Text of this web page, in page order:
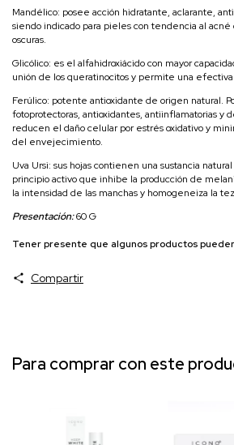
Mandélico: posee acción hidratante, aclarante,
siendo indicado para pieles con tendencia al acné
oscuras.
Glicólico: es el alfahidroxiácido con mayor
unión de los queratinocitos y permite una
Ferúlico: potente antioxidante de origen natural.
fotoprotectoras, antioxidantes, antiinflamatorias y
reducen el daño celular por estrés oxidativo y
del envejecimiento.
Uva Ursi: sus hojas contienen una sustancia
principio activo que inhibe la producción de
la intensidad de las manchas y homogeneiza la
Presentación:60 G
Tener presente que algunos productos
Compartir
Para comprar con este